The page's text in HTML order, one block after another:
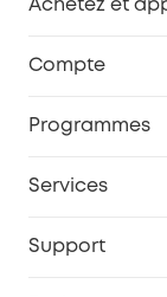
Achetez et
Compte
Programmes
Services
Support